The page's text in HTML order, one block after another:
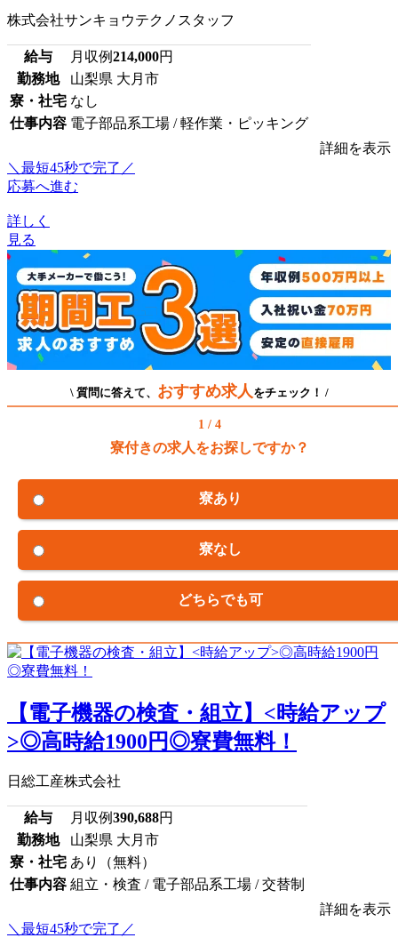
株式会社サンキョウテクノスタッフ
給与 月収例214,000円
勤務地
山梨県 大月市
寮・社宅 なし
仕事内容 電子部品系工場 / 軽作業・ピッキング
詳細を表示
＼最短45秒で完了／
応募へ進む
詳しく
見る
\ 質問に答えて、 おすすめ求人 をチェック！ /
1 / 4
寮付きの求人をお探しですか？
寮あり
寮なし
どちらでも可
【電子機器の検査・組立】<時給アップ
>◎高時給1900円◎寮費無料！
日総工産株式会社
給与 月収例390,688円
勤務地
山梨県 大月市
寮・社宅 あり（無料）
仕事内容 組立・検査 / 電子部品系工場 / 交替制
詳細を表示
＼最短45秒で完了／